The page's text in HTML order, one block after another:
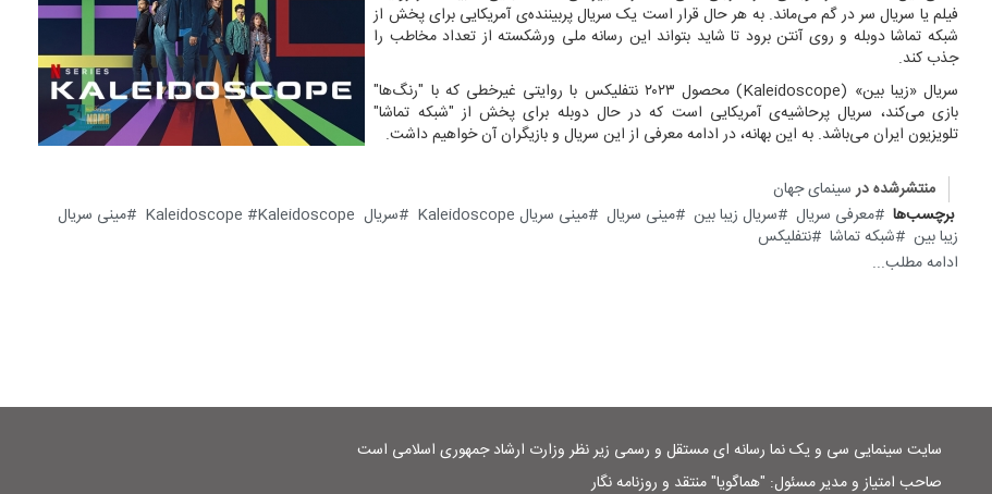
فیلم یا سریال سر در گم می‌ماند. به هر حال قرار است یک سریال پربیننده‌ی آمریکایی برای پخش از
شبکه تماشا دوبله و روی آنتن برود تا شاید بتواند این رسانه‌ ملی ورشکسته از تعداد مخاطب را
جذب کند.
سریال «زیبا بین» (Kaleidoscope) محصول ۲۰۲۳ نتفلیکس با روایتی غیرخطی که با "رنگ‌ها"
بازی می‌کند، سریال پرحاشیه‌ی آمریکایی است که در حال دوبله برای پخش از "شبکه تماشا"
تلویزیون ایران می‌باشد. به این بهانه، در ادامه معرفی از این سریال و بازیگران آن خواهیم داشت.
منتشرشده در سینمای جهان
برچسب‌ها
معرفی سریال سریال زیبا بین مینی سریال مینی سریال Kaleidoscope سریال Kaleidoscope Kaleidoscope
مینی سریال
زیبا بین
شبکه تماشا
نتفلیکس
ادامه مطلب...
سایت سینمایی سی و یک نما رسانه ای مستقل و رسمی زیر نظر وزارت ارشاد جمهوری اسلامی است
صاحب امتیاز و مدیر مسئول: "هماگویا" منتقد و روزنامه نگار